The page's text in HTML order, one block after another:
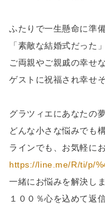
ふたりで一生懸命に準
「素敵な結婚式だった
ご両親やご親戚の幸せ
ゲストに祝福され幸せ
グラツィエにあなたの
どんな小さな悩みでも
ラインでも、お気軽に
https://line.me/R/ti/p/
一緒にお悩みを解決し
１００％心を込めて返